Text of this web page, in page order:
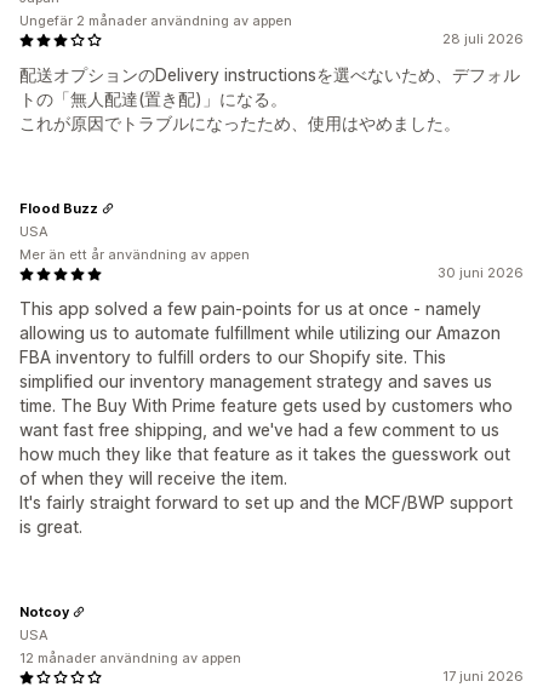
28 juli 2026
配送オプションのDelivery instructionsを選べないため、デフォル
トの「無人配達(置き配)」になる。
これが原因でトラブルになったため、使用はやめました。
Ungefär 2 månader användning av appen
30 juni 2026
This app solved a few pain-points for us at once - namely
allowing us to automate fulfillment while utilizing our Amazon
FBA inventory to fulfill orders to our Shopify site. This
simplified our inventory management strategy and saves us
time. The Buy With Prime feature gets used by customers who
want fast free shipping, and we've had a few comment to us
how much they like that feature as it takes the guesswork out
of when they will receive the item.
It's fairly straight forward to set up and the MCF/BWP support
is great.
Flood Buzz
USA
Mer än ett år användning av appen
17 juni 2026
Notcoy
USA
12 månader användning av appen